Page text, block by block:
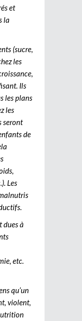
et
la
(sucre,
les
Ils
les plans
les
seront
de
Les
dues à
etc.
qu’un
violent,